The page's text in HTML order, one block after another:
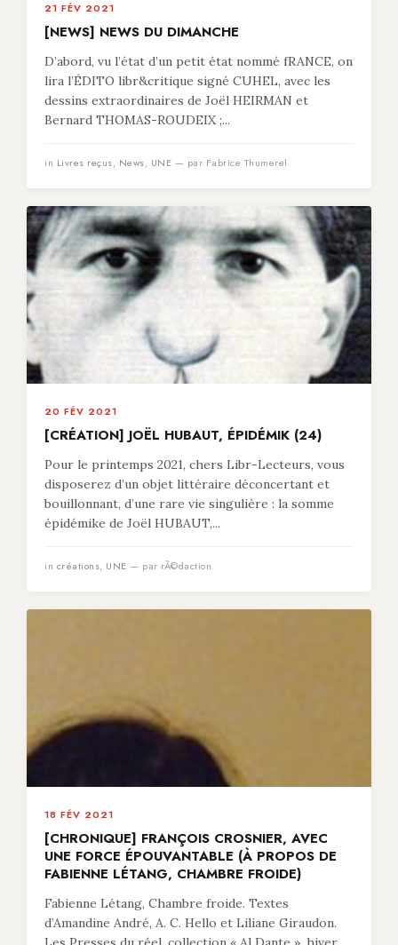
21 FÉV 2021
[NEWS] NEWS DU DIMANCHE
D’abord, vu l’état d’un petit état nommé fRANCE, on
lira l’ÉDITO libr&critique signé CUHEL, avec les
dessins extraordinaires de Joël HEIRMAN et
Bernard THOMAS-ROUDEIX ;...
in Livres reçus, News, UNE — par Fabrice Thumerel
20 FÉV 2021
[CRÉATION] JOËL HUBAUT, ÉPIDÉMIK (24)
Pour le printemps 2021, chers Libr-Lecteurs, vous
disposerez d’un objet littéraire déconcertant et
bouillonnant, d’une rare vie singulière : la somme
épidémike de Joël HUBAUT,...
in créations, UNE — par rÃ©daction
18 FÉV 2021
[CHRONIQUE] FRANÇOIS CROSNIER, AVEC
UNE FORCE ÉPOUVANTABLE (À PROPOS DE
FABIENNE LÉTANG, CHAMBRE FROIDE)
Fabienne Létang, Chambre froide. Textes
d’Amandine André, A. C. Hello et Liliane Giraudon.